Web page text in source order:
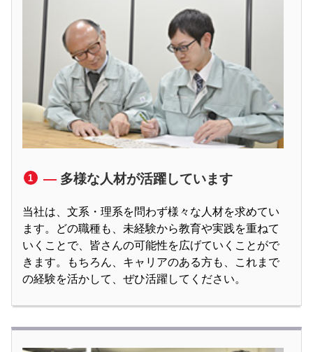
1 多様な人材が活躍しています
当社は、文系・理系を問わず様々な人材を求めてい
ます。どの職種も、未経験から教育や実践を重ねて
いくことで、皆さんの可能性を広げていくことがで
きます。もちろん、キャリアのある方も、これまで
の経験を活かして、ぜひ活躍してください。